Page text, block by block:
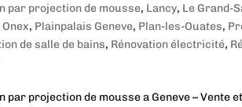
par projection de mousse, Lancy, Le Grand-
Onex, Plainpalais Geneve, Plan-les-Ouates,
de salle de bains, Rénovation électricité,
par projection de mousse a Geneve – Vente